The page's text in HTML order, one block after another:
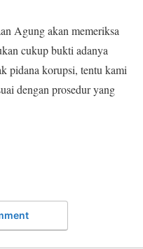
Agung akan memeriksa
cukup bukti adanya
pidana korupsi, tentu kami
dengan prosedur yang